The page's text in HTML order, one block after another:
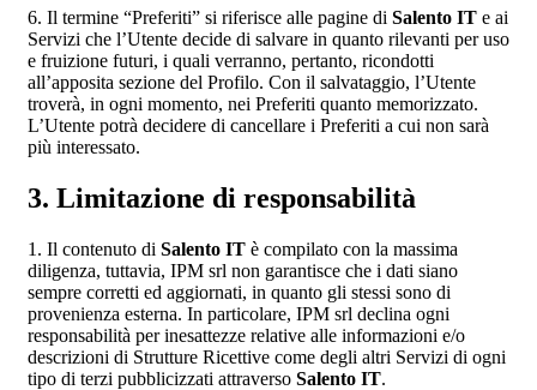
6. Il termine “Preferiti” si riferisce alle pagine di Salento IT e ai
Servizi che l’Utente decide di salvare in quanto rilevanti per uso
e fruizione futuri, i quali verranno, pertanto, ricondotti
all’apposita sezione del Profilo. Con il salvataggio, l’Utente
troverà, in ogni momento, nei Preferiti quanto memorizzato.
L’Utente potrà decidere di cancellare i Preferiti a cui non sarà
più interessato.
3. Limitazione di responsabilità
1. Il contenuto di Salento IT è compilato con la massima
diligenza, tuttavia, IPM srl non garantisce che i dati siano
sempre corretti ed aggiornati, in quanto gli stessi sono di
provenienza esterna. In particolare, IPM srl declina ogni
responsabilità per inesattezze relative alle informazioni e/o
descrizioni di Strutture Ricettive come degli altri Servizi di ogni
tipo di terzi pubblicizzati attraverso Salento IT.